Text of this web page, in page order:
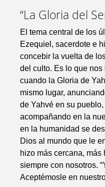
“La Gloria del
El tema central de los
Ezequiel, sacerdote e
concebir la vuelta de
del culto. Es lo que
cuando la Gloria de
mismo lugar,
de Yahvé en su
acompañando en la
en la humanidad se
Dios al mundo que le
hizo más cercana,
siempre con nosotros.
Aceptémosle en